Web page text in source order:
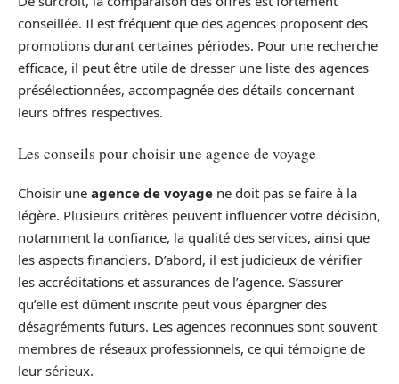
conseillée. Il est fréquent que des agences proposent des
promotions durant certaines périodes. Pour une recherche
efficace, il peut être utile de dresser une liste des agences
présélectionnées, accompagnée des détails concernant
leurs offres respectives.
Les conseils pour choisir une agence de voyage
Choisir une agence de voyage ne doit pas se faire à la
légère. Plusieurs critères peuvent influencer votre décision,
notamment la confiance, la qualité des services, ainsi que
les aspects financiers. D’abord, il est judicieux de vérifier
les accréditations et assurances de l’agence. S’assurer
qu’elle est dûment inscrite peut vous épargner des
désagréments futurs. Les agences reconnues sont souvent
membres de réseaux professionnels, ce qui témoigne de
leur sérieux.